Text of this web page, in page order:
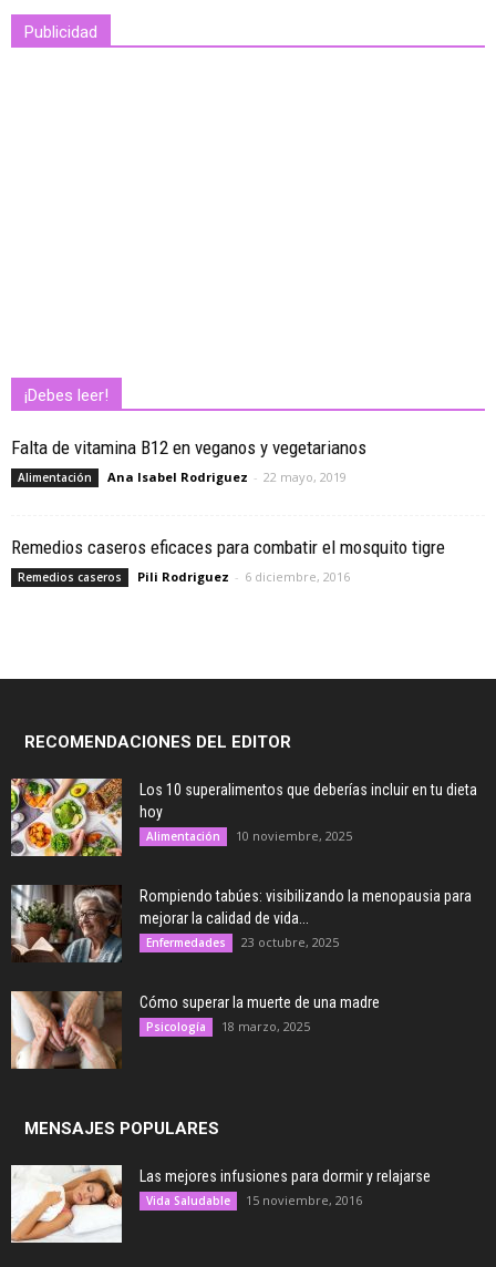
Publicidad
¡Debes leer!
Falta de vitamina B12 en veganos y vegetarianos
Alimentación Ana Isabel Rodriguez - 22 mayo, 2019
Remedios caseros eficaces para combatir el mosquito tigre
Remedios caseros Pili Rodriguez - 6 diciembre, 2016
RECOMENDACIONES DEL EDITOR
Los 10 superalimentos que deberías incluir en tu dieta
hoy
Alimentación 10 noviembre, 2025
Rompiendo tabúes: visibilizando la menopausia para
mejorar la calidad de vida...
Enfermedades 23 octubre, 2025
Cómo superar la muerte de una madre
Psicología 18 marzo, 2025
MENSAJES POPULARES
Las mejores infusiones para dormir y relajarse
Vida Saludable 15 noviembre, 2016